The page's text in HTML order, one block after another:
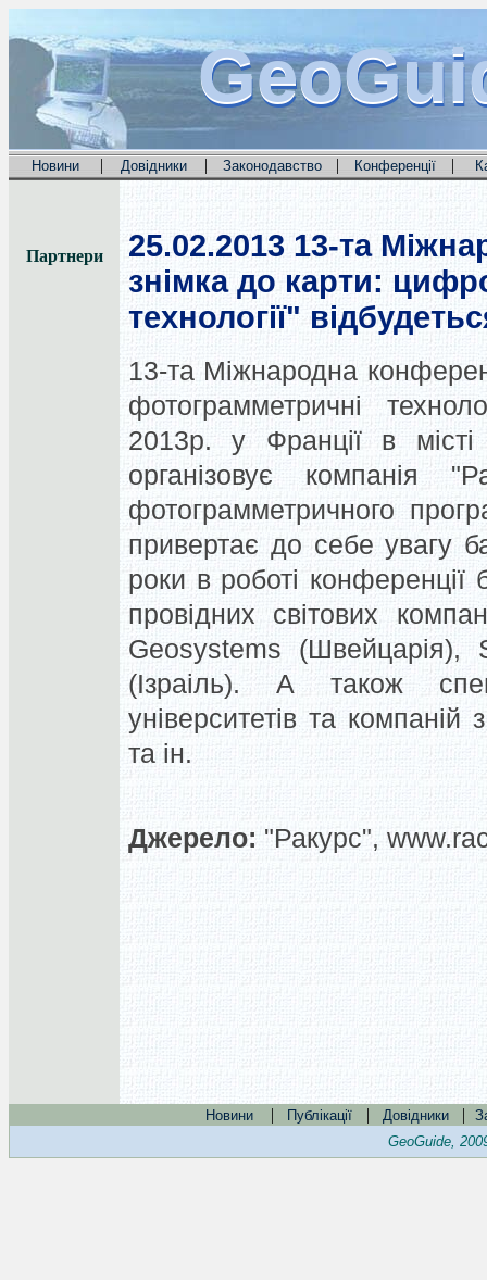
Новини | Довідники | Законодавство | Конференції |
Партнери 25.02.2013 13-та
знімка до карти:
технології"
13-та Міжнародна
фотограмметричні
2013р. у Франції в
організовує компанія
фотограмметричного
привертає до себе увагу
роки в роботі конференції
провідних світових
Geosystems (Швейцарія),
(Ізраіль). А також
університетів та компаній
та ін.
Джерело: "Ракурс",
Новини | Публікації | Довідники |
GeoGuide,